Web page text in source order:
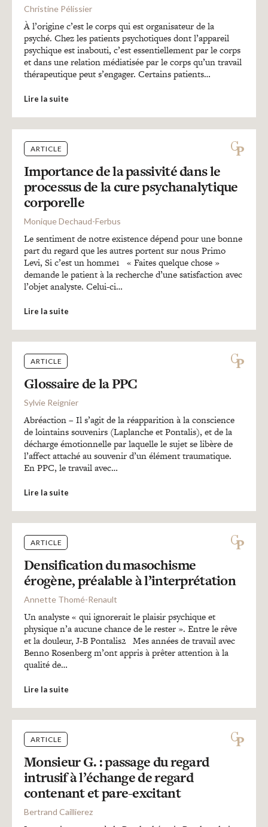
Christine Pélissier
À l’origine c’est le corps qui est organisateur de la
psyché. Chez les patients psychotiques dont l’appareil
psychique est inabouti, c’est essentiellement par le corps
et dans une relation médiatisée par le corps qu’un travail
thérapeutique peut s’engager. Certains patients…
Lire la suite
ARTICLE
Importance de la passivité dans le
processus de la cure psychanalytique
corporelle
Monique Dechaud-Ferbus
Le sentiment de notre existence dépend pour une bonne
part du regard que les autres portent sur nous Primo
Levi, Si c’est un homme1 « Faites quelque chose »
demande le patient à la recherche d’une satisfaction avec
l’objet analyste. Celui-ci…
Lire la suite
ARTICLE
Glossaire de la PPC
Sylvie Reignier
Abréaction – Il s’agit de la réapparition à la conscience
de lointains souvenirs (Laplanche et Pontalis), et de la
décharge émotionnelle par laquelle le sujet se libère de
l’affect attaché au souvenir d’un élément traumatique.
En PPC, le travail avec…
Lire la suite
ARTICLE
Densification du masochisme
érogène, préalable à l’interprétation
Annette Thomé-Renault
Un analyste « qui ignorerait le plaisir psychique et
physique n’a aucune chance de le rester ». Entre le rêve
et la douleur, J-B Pontalis2 Mes années de travail avec
Benno Rosenberg m’ont appris à prêter attention à la
qualité de…
Lire la suite
ARTICLE
Monsieur G. : passage du regard
intrusif à l’échange de regard
contenant et pare-excitant
Bertrand Caillierez